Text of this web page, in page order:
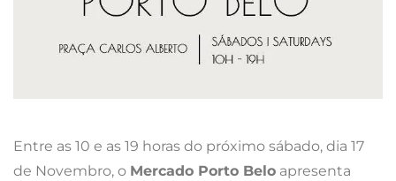
Entre as 10 e as 19 horas do próximo sábado, dia 17
de Novembro, o Mercado Porto Belo apresenta